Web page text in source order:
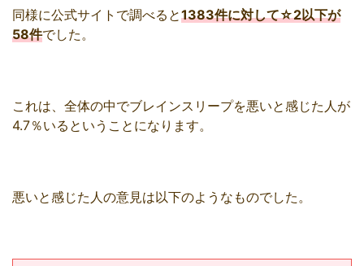
同様に公式サイトで調べると1383件に対して☆2以下が
58件でした。
これは、全体の中でブレインスリープを悪いと感じた人が
4.7％いるということになります。
悪いと感じた人の意見は以下のようなものでした。